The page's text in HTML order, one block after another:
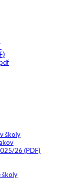
školy
26 (PDF)
školy